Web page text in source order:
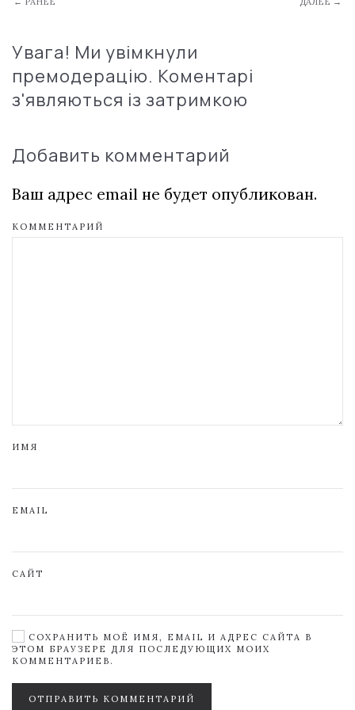
Увага! Ми увімкнули
премодерацію. Коментарі
з'являються із затримкою
Добавить комментарий
Ваш адрес email не будет опубликован.
КОММЕНТАРИЙ
ИМЯ
EMAIL
САЙТ
СОХРАНИТЬ МОЁ ИМЯ, EMAIL И АДРЕС САЙТА В
ЭТОМ БРАУЗЕРЕ ДЛЯ ПОСЛЕДУЮЩИХ МОИХ
КОММЕНТАРИЕВ.
ОТПРАВИТЬ КОММЕНТАРИЙ